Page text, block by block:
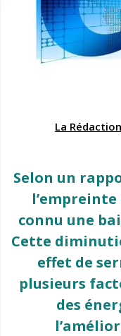
La Rédaction
Selon un
l’empreinte
connu une
Cette
effet de
plusieurs
des